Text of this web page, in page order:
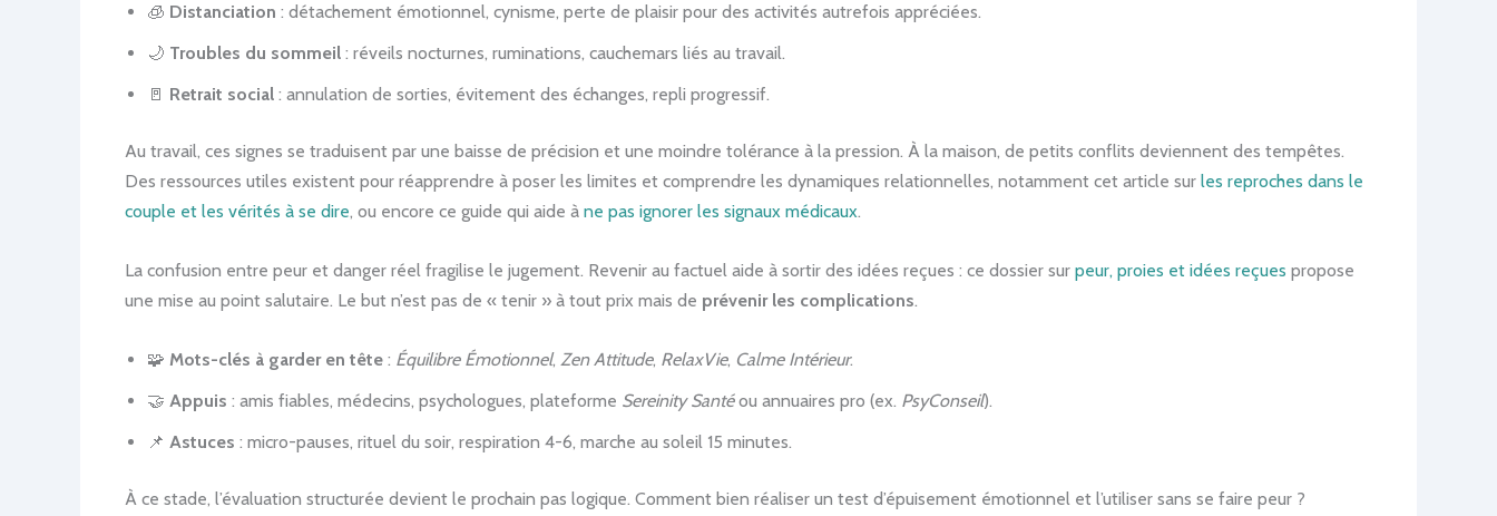
🧊 Distanciation : détachement émotionnel, cynisme, perte de plaisir pour des activités autrefois appréciées.
🌙 Troubles du sommeil : réveils nocturnes, ruminations, cauchemars liés au travail.
🚪 Retrait social : annulation de sorties, évitement des échanges, repli progressif.
Au travail, ces signes se traduisent par une baisse de précision et une moindre tolérance à la pression. À la maison, de petits conflits deviennent des tempêtes.
Des ressources utiles existent pour réapprendre à poser les limites et comprendre les dynamiques relationnelles, notamment cet article sur les reproches dans le
couple et les vérités à se dire, ou encore ce guide qui aide à ne pas ignorer les signaux médicaux.
La confusion entre peur et danger réel fragilise le jugement. Revenir au factuel aide à sortir des idées reçues : ce dossier sur peur, proies et idées reçues propose
une mise au point salutaire. Le but n’est pas de « tenir » à tout prix mais de prévenir les complications.
🧩 Mots-clés à garder en tête : Équilibre Émotionnel, Zen Attitude, RelaxVie, Calme Intérieur.
🤝 Appuis : amis fiables, médecins, psychologues, plateforme Sereinity Santéou annuaires pro (ex. PsyConseil).
📌 Astuces : micro-pauses, rituel du soir, respiration 4-6, marche au soleil 15 minutes.
À ce stade, l’évaluation structurée devient le prochain pas logique. Comment bien réaliser un test d’épuisement émotionnel et l’utiliser sans se faire peur ?